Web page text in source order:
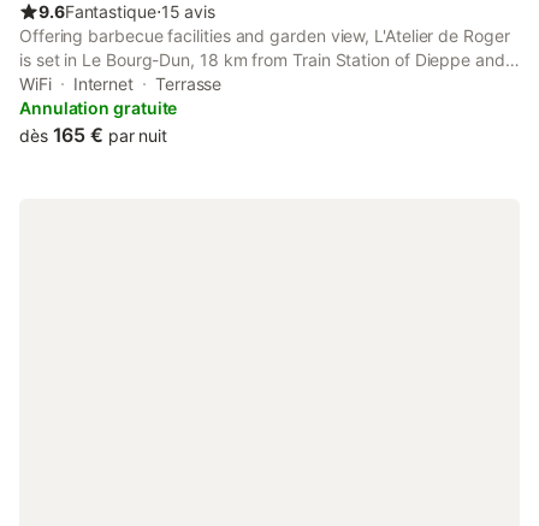
9.6Fantastique⋅15 avis
Offering barbecue facilities and garden view, L'Atelier de Roger
is set in Le Bourg-Dun, 18 km from Train Station of Dieppe and
18 km from Chateau Musee de Dieppe. This property offers
access to a terrace, darts, and free WiFi.
WiFi Internet
Terrasse
Annulation gratuite
dès 165 € par nuit